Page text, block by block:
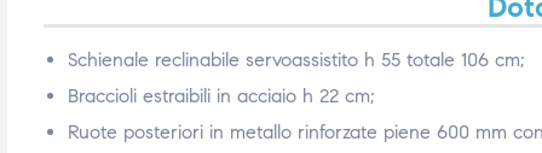
Schienale reclinabile servoassistito h 55 totale 106 cm;
Braccioli estraibili in acciaio h 22 cm;
Ruote posteriori in metallo rinforzate piene 600 mm